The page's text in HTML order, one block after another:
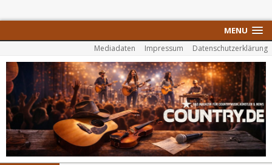
MENU
Mediadaten Impressum Datenschutzerklärung